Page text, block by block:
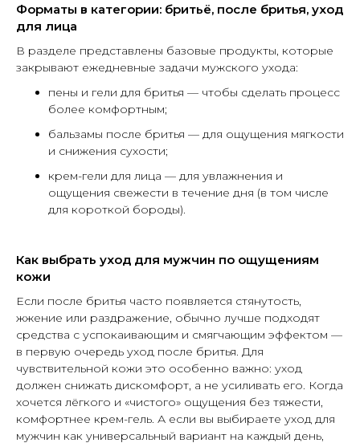
Форматы в категории: бритьё, после бритья, уход
для лица
В разделе представлены базовые продукты, которые
закрывают ежедневные задачи мужского ухода:
пены и гели для бритья — чтобы сделать процесс
более комфортным;
бальзамы после бритья — для ощущения мягкости
и снижения сухости;
крем-гели для лица — для увлажнения и
ощущения свежести в течение дня (в том числе
для короткой бороды).
Как выбрать уход для мужчин по ощущениям
кожи
Если после бритья часто появляется стянутость,
жжение или раздражение, обычно лучше подходят
средства с успокаивающим и смягчающим эффектом —
в первую очередь уход после бритья. Для
чувствительной кожи это особенно важно: уход
должен снижать дискомфорт, а не усиливать его. Когда
хочется лёгкого и «чистого» ощущения без тяжести,
комфортнее крем-гель. А если вы выбираете уход для
мужчин как универсальный вариант на каждый день,